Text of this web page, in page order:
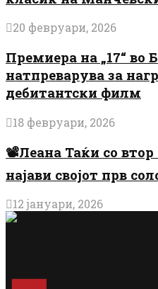
20 февруари, 2026
Премиера на „17“ во
натпреварува за
дебитантски филм
18 февруари, 2026
📽️Леана Таќи со втор
најави својот прв
12 јануари, 2026